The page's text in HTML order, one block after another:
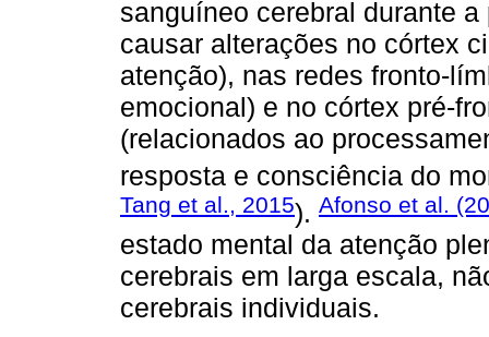
sanguíneo cerebral durante
causar alterações no córtex
atenção), nas redes fronto-
emocional) e no córtex pré-
(relacionados ao
resposta e consciência do
Tang et al., 2015). Afonso et al.
estado mental da atenção
cerebrais em larga escala,
cerebrais individuais.